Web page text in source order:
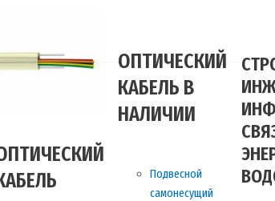
ОПТИЧЕСКИЙ
КАБЕЛЬ В
НАЛИЧИИ
Подвесной
самонесущий